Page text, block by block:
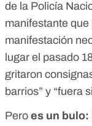
de la Policía
manifestante
manifestación
lugar el pasado
gritaron
barrios” y “fuera
Pero es un bulo: